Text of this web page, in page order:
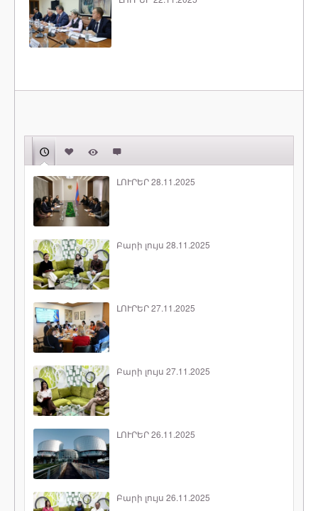
ԼՈՒՐԵՐ 28.11.2025
Բարի լույս 28.11.2025
ԼՈՒՐԵՐ 27.11.2025
Բարի լույս 27.11.2025
ԼՈՒՐԵՐ 26.11.2025
Բարի լույս 26.11.2025